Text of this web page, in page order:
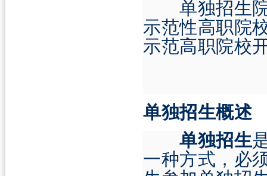
单独招生院
示范性高职院
示范高职院校
单独招生概述
单独招生
一种方式，必